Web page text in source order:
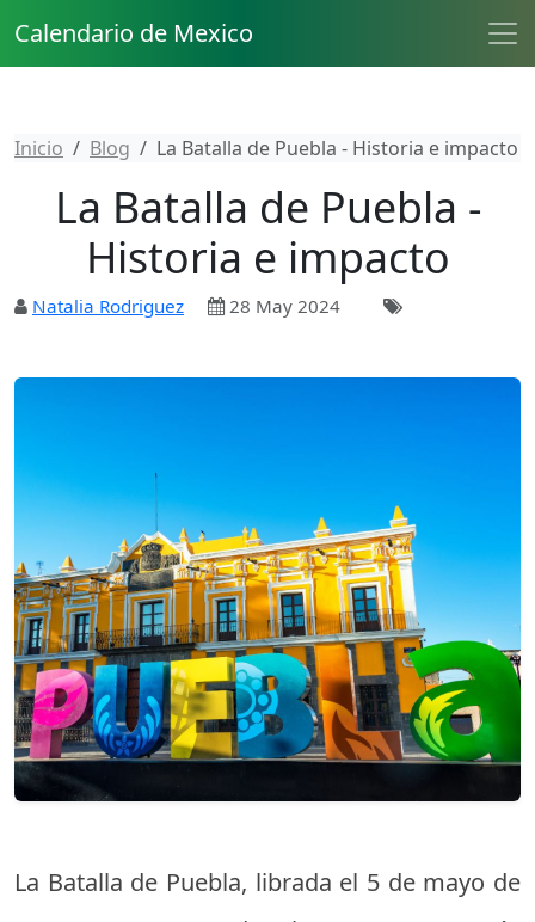
Calendario de Mexico
Inicio Blog La Batalla de Puebla - Historia e impacto
La Batalla de Puebla -
Historia e impacto
Natalia Rodriguez 28 May 2024
La Batalla de Puebla, librada el 5 de mayo de